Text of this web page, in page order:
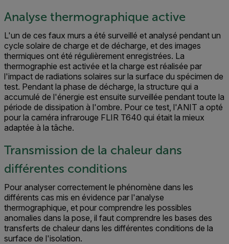
Analyse thermographique active
L'un de ces faux murs a été surveillé et analysé pendant un
cycle solaire de charge et de décharge, et des images
thermiques ont été régulièrement enregistrées. La
thermographie est activée et la charge est réalisée par
l'impact de radiations solaires sur la surface du spécimen de
test. Pendant la phase de décharge, la structure qui a
accumulé de l'énergie est ensuite surveillée pendant toute la
période de dissipation à l'ombre. Pour ce test, l'ANIT a opté
pour la caméra infrarouge FLIR T640 qui était la mieux
adaptée à la tâche.
Transmission de la chaleur dans
différentes conditions
Pour analyser correctement le phénomène dans les
différents cas mis en évidence par l'analyse
thermographique, et pour comprendre les possibles
anomalies dans la pose, il faut comprendre les bases des
transferts de chaleur dans les différentes conditions de la
surface de l'isolation.